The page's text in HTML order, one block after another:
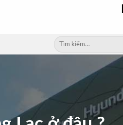
Tìm
kiếm: